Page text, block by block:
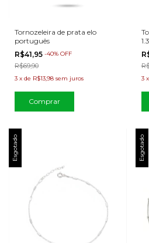
Tornozeleira de prata elo
português
R$41,95 -40% OFF
R$69,90
3 x de R$13,98 sem juros 3 x
Esgotado Esgotado